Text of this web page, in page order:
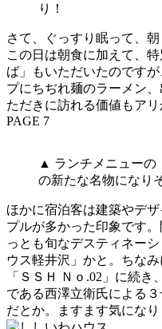
り！
さて、ぐっすり眠って、
この日は朝食に加えて、
ば」もいただいたのです
プにちぢれ麺のラーメン
ただきに訪れる価値もアリ
PAGE 7
▲ ランチメニューの
の新たな名物になり
ほかに宿泊客は建築やデ
プルが多かった印象です
っとも旬なデスティネー
ウス軽井沢」かと。ちな
「ＳＳＨ Ｎｏ.02」に続
である西澤立衛氏による
だとか。ますます気になり